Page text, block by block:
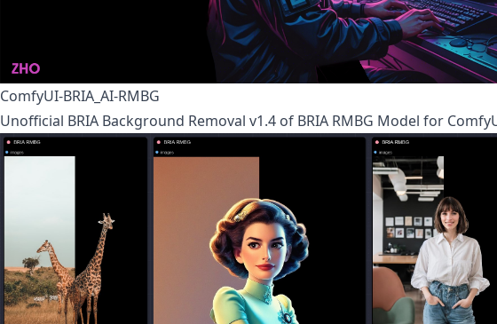
ComfyUI-BRIA_AI-RMBG
Unofficial BRIA Background Removal v1.4 of BRIA RMBG Model for